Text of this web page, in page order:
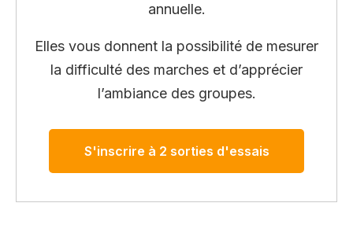
annuelle.
Elles vous donnent la possibilité de mesurer
la difficulté des marches et d’apprécier
l’ambiance des groupes.
S'inscrire à 2 sorties d'essais